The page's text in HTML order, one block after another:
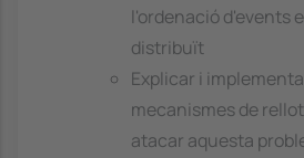
l'ordenació d'events
distribuït
Explicar i
mecanismes de
atacar aquesta